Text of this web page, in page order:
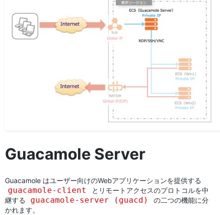
Guacamole Server
Guacamole はユーザー向けのWebアプリケーションを提供する
guacamole-client
とリモートアクセスのプロトコルを中
継する
guacamole-server (guacd)
の二つの機能に分
かれます。